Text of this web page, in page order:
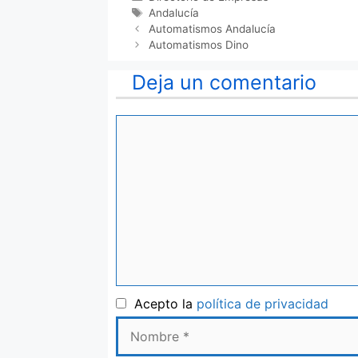
Etiquetas
Andalucía
Automatismos Andalucía
Automatismos Dino
Deja un comentario
Acepto la política de privacidad